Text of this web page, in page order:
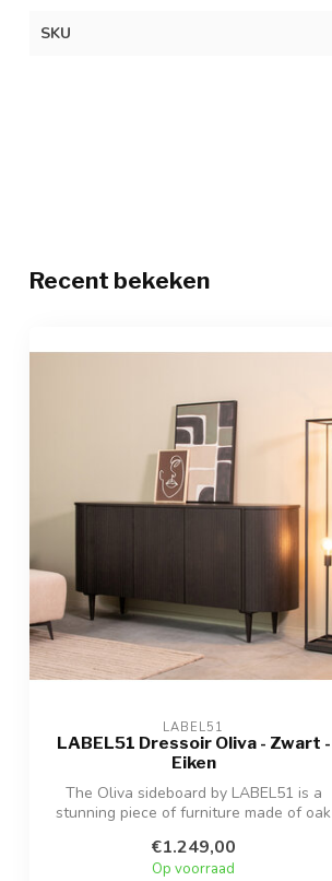
SKU
Recent bekeken
LABEL51
LABEL51 Dressoir Oliva - Zwart -
Eiken
The Oliva sideboard by LABEL51 is a
stunning piece of furniture made of oak
€1.249,00
Op voorraad